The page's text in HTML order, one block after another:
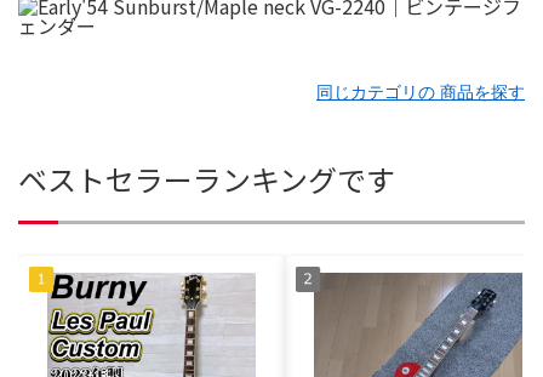
同じカテゴリの 商品を探す
ベストセラーランキングです